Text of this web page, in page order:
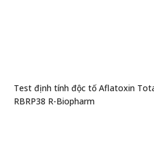
Test định tính độc tố Aflatoxin
RBRP38 R-Biopharm